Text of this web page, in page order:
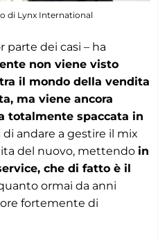
di Lynx International
parte dei casi – ha
non viene visto
il mondo della vendita
ma viene ancora
totalmente spaccata in
andare a gestire il mix
del nuovo, mettendo in
che di fatto è il
ormai da anni
fortemente di